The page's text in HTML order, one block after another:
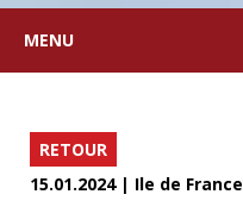
MENU
RETOUR
15.01.2024 | Ile de France